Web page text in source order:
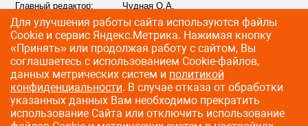
Главный редактор: Чудная О.А.
Адрес электронной
почты редакции:
info@citytraffic.ru
©2009—2026 CityTraffic — все права защищены
Разработка сайта:Лайт Информ
Для улучшения работы сайта используются файлы
Сookie и сервис Яндекс.Метрика. Нажимая кнопку
«Принять» или продолжая работу с сайтом, Вы
соглашаетесь с использованием Cookie-файлов,
данных метрических систем и политикой
конфиденциальности. В случае отказа от обработки
указанных данных Вам необходимо прекратить
использование Сайта или отключить использование